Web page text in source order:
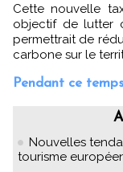
Cette nouvelle
objectif de lutter
permettrait de
carbone sur le
Pendant ce
Nouvelles
tourisme